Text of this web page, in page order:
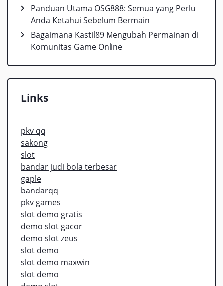
Panduan Utama OSG888: Semua yang Perlu
Anda Ketahui Sebelum Bermain
Bagaimana Kastil89 Mengubah Permainan di
Komunitas Game Online
Links
pkv qq
sakong
slot
bandar judi bola terbesar
gaple
bandarqq
pkv games
slot demo gratis
demo slot gacor
demo slot zeus
slot demo
slot demo maxwin
slot demo